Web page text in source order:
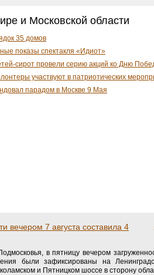
и Московской области
35 домов
показы спектакля «Идиот»
сирот провели серию акций ко Дню
участвуют в патриотических
парадом в Москве 9 Мая
вечером 7 августа составила 4
в пятницу вечером
были зафиксированы на
и Пятницком шоссе в сторону